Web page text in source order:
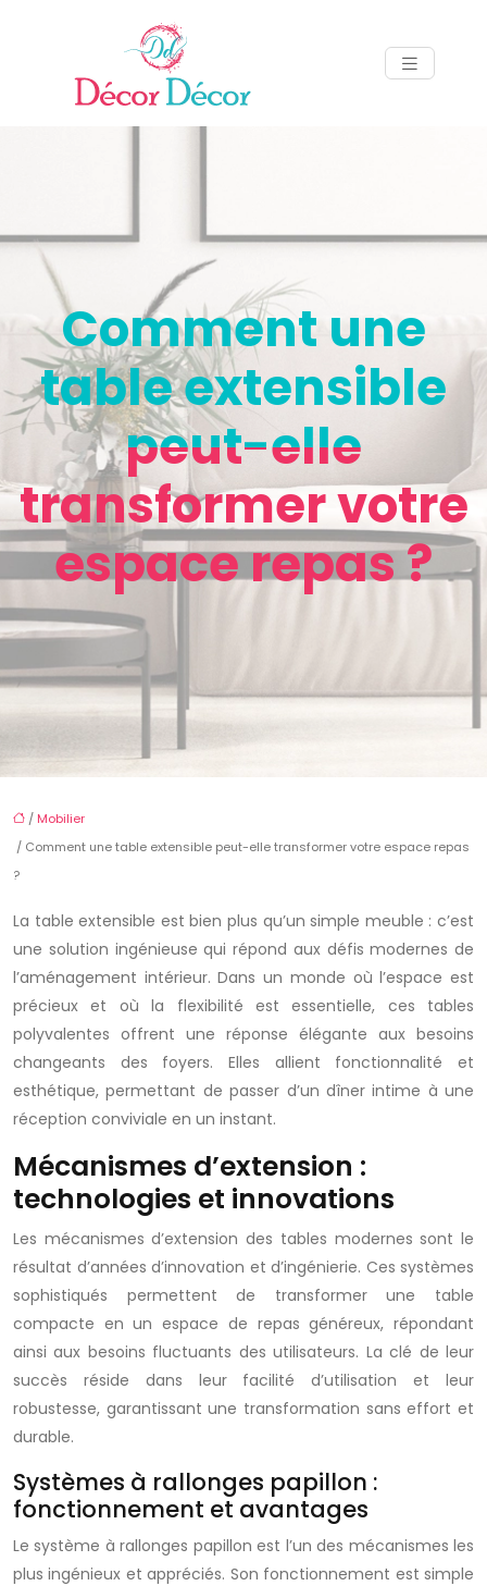
Comment une
table extensible
peut-elle
transformer votre
espace repas ?
/ Mobilier
/ Comment une table extensible peut-elle transformer votre espace repas
?
La table extensible est bien plus qu’un simple meuble : c’est
une solution ingénieuse qui répond aux défis modernes de
l’aménagement intérieur. Dans un monde où l’espace est
précieux et où la flexibilité est essentielle, ces tables
polyvalentes offrent une réponse élégante aux besoins
changeants des foyers. Elles allient fonctionnalité et
esthétique, permettant de passer d’un dîner intime à une
réception conviviale en un instant.
Mécanismes d’extension :
technologies et innovations
Les mécanismes d’extension des tables modernes sont le
résultat d’années d’innovation et d’ingénierie. Ces systèmes
sophistiqués permettent de transformer une table
compacte en un espace de repas généreux, répondant
ainsi aux besoins fluctuants des utilisateurs. La clé de leur
succès réside dans leur facilité d’utilisation et leur
robustesse, garantissant une transformation sans effort et
durable.
Systèmes à rallonges papillon :
fonctionnement et avantages
Le système à rallonges papillon est l’un des mécanismes les
plus ingénieux et appréciés. Son fonctionnement est simple